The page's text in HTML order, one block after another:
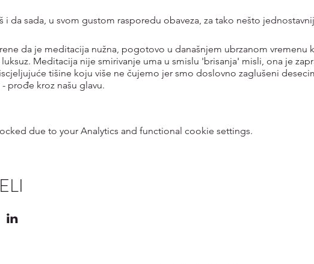
i da sada, u svom gustom rasporedu obaveza, za tako nešto
da je meditacija nužna, pogotovo u današnjem ubrzanom vremenu
Meditacija nije smirivanje uma u smislu 'brisanja' misli, ona je
tišine koju više ne čujemo jer smo doslovno zaglušeni
prođe kroz našu glavu.
života. Redovna praksa meditiranja svojevrsna je higijena uma, ali
početnike. Sve što trebaš napraviti je izdvojiti jedan sat za sebe i
mnogima su posebno duboko iskustvo i zbog snažne energije
due to your Analytics and functional cookie settings.